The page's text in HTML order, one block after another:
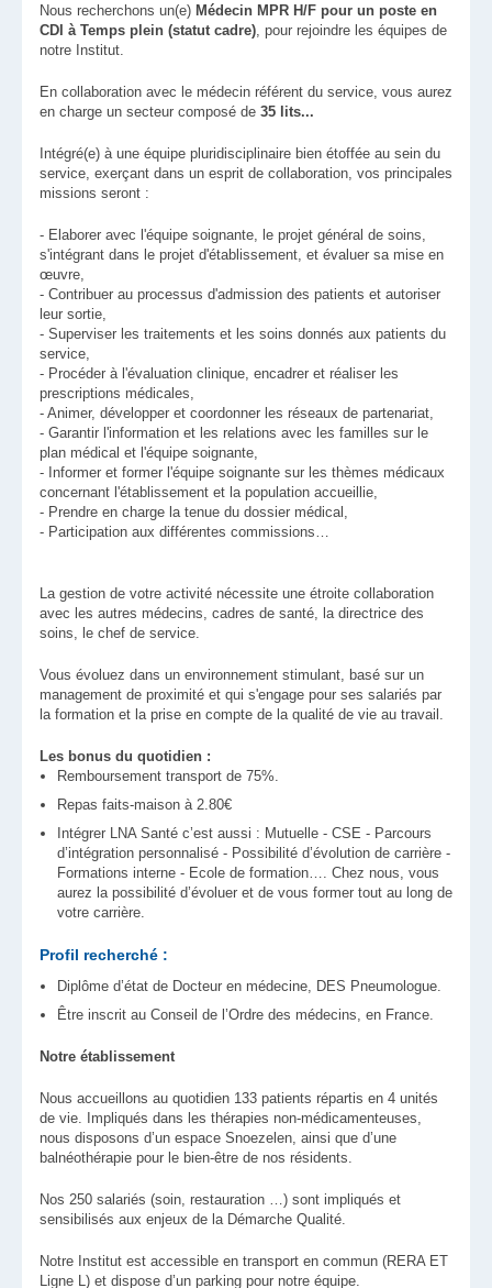
Nous recherchons un(e) Médecin MPR H/F pour un poste en
CDI à Temps plein (statut cadre) , pour rejoindre les équipes de
notre Institut.
En collaboration avec le médecin référent du service, vous aurez
en charge un secteur composé de 35 lits...
Intégré(e) à une équipe pluridisciplinaire bien étoffée au sein du
service, exerçant dans un esprit de collaboration, vos principales
missions seront :
- Elaborer avec l'équipe soignante, le projet général de soins,
s'intégrant dans le projet d'établissement, et évaluer sa mise en
œuvre,
- Contribuer au processus d'admission des patients et autoriser
leur sortie,
- Superviser les traitements et les soins donnés aux patients du
service,
- Procéder à l'évaluation clinique, encadrer et réaliser les
prescriptions médicales,
- Animer, développer et coordonner les réseaux de partenariat,
- Garantir l'information et les relations avec les familles sur le
plan médical et l'équipe soignante,
- Informer et former l'équipe soignante sur les thèmes médicaux
concernant l'établissement et la population accueillie,
- Prendre en charge la tenue du dossier médical,
- Participation aux différentes commissions…
La gestion de votre activité nécessite une étroite collaboration
avec les autres médecins, cadres de santé, la directrice des
soins, le chef de service.
Vous évoluez dans un environnement stimulant, basé sur un
management de proximité et qui s'engage pour ses salariés par
la formation et la prise en compte de la qualité de vie au travail.
Les bonus du quotidien :
Remboursement transport de 75%.
Repas faits-maison à 2.80€
Intégrer LNA Santé c’est aussi : Mutuelle - CSE - Parcours
d’intégration personnalisé - Possibilité d’évolution de carrière -
Formations interne - Ecole de formation…. Chez nous, vous
aurez la possibilité d’évoluer et de vous former tout au long de
votre carrière.
Profil recherché :
Diplôme d’état de Docteur en médecine, DES Pneumologue.
Être inscrit au Conseil de l’Ordre des médecins, en France.
Notre établissement
Nous accueillons au quotidien 133 patients répartis en 4 unités
de vie. Impliqués dans les thérapies non-médicamenteuses,
nous disposons d’un espace Snoezelen, ainsi que d’une
balnéothérapie pour le bien-être de nos résidents.
Nos 250 salariés (soin, restauration …) sont impliqués et
sensibilisés aux enjeux de la Démarche Qualité.
Notre Institut est accessible en transport en commun (RERA ET
Ligne L) et dispose d’un parking pour notre équipe.